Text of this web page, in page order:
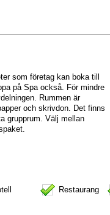
som företag kan boka till
på Spa också. För mindre
Rummen är
och skrivdon. Det finns
grupprum. Välj mellan
Restaurang